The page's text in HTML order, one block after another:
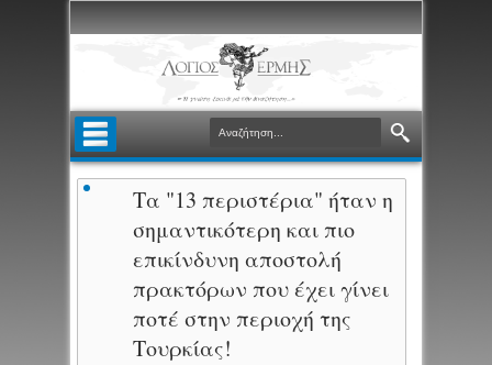
Τα "13 περιστέρια" ήταν η
σημαντικότερη και πιο
επικίνδυνη αποστολή
πρακτόρων που έχει γίνει
ποτέ στην περιοχή της
Τουρκίας!